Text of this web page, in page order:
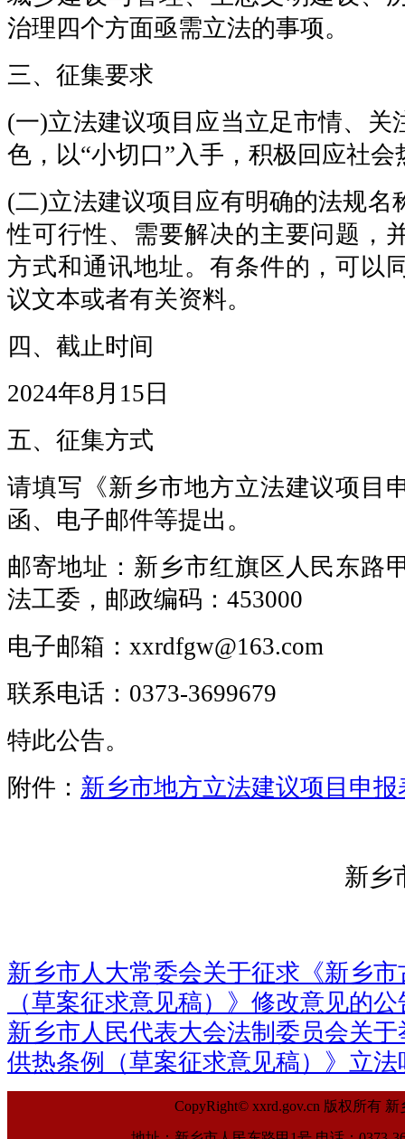
治理四个方面亟需立法的事项。
三、征集要求
(一)立法建议项目应当立足市情、关
色，以“小切口”入手，积极回应社
(二)立法建议项目应有明确的法规名
性可行性、需要解决的主要问题，
方式和通讯地址。有条件的，可以
议文本或者有关资料。
四、截止时间
2024年8月15日
五、征集方式
请填写《新乡市地方立法建议项目
函、电子邮件等提出。
邮寄地址：新乡市红旗区人民东路
法工委，邮政编码：453000
电子邮箱：xxrdfgw@163.com
联系电话：0373-3699679
特此公告。
附件： 新乡市地方立法建议项目申报
新乡
新乡市人大常委会关于征求《新乡
（草案征求意见稿）》修改意见的公
新乡市人民代表大会法制委员会关
供热条例（草案征求意见稿）》立
CopyRight© xxrd.gov.cn 版权所有